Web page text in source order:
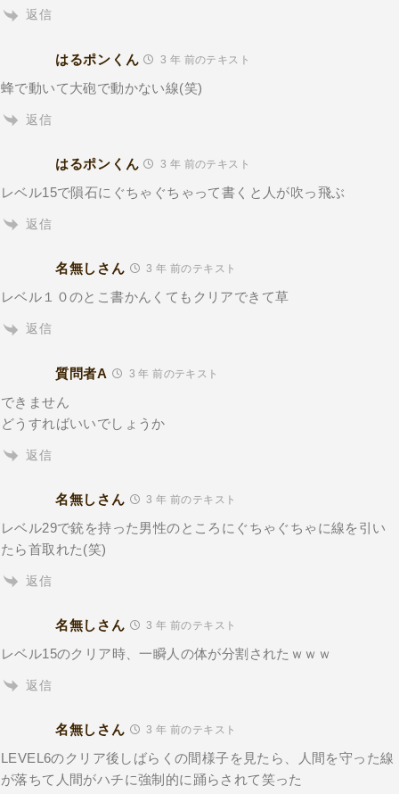
返信
はるポンくん 3 年 前のテキスト
蜂で動いて大砲で動かない線(笑)
返信
はるポンくん 3 年 前のテキスト
レベル15で隕石にぐちゃぐちゃって書くと人が吹っ飛ぶ
返信
名無しさん 3 年 前のテキスト
レベル１０のとこ書かんくてもクリアできて草
返信
質問者A 3 年 前のテキスト
できません
どうすればいいでしょうか
返信
名無しさん 3 年 前のテキスト
レベル29で銃を持った男性のところにぐちゃぐちゃに線を引い
たら首取れた(笑)
返信
名無しさん 3 年 前のテキスト
レベル15のクリア時、一瞬人の体が分割されたｗｗｗ
返信
名無しさん 3 年 前のテキスト
LEVEL6のクリア後しばらくの間様子を見たら、人間を守った線
が落ちて人間がハチに強制的に踊らされて笑った